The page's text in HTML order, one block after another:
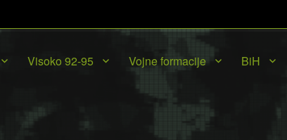
Visoko 92-95 Vojne formacije BiH